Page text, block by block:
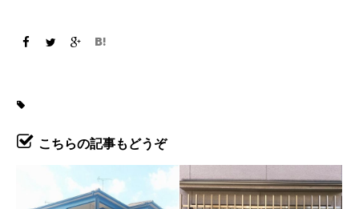
こちらの記事もどうぞ